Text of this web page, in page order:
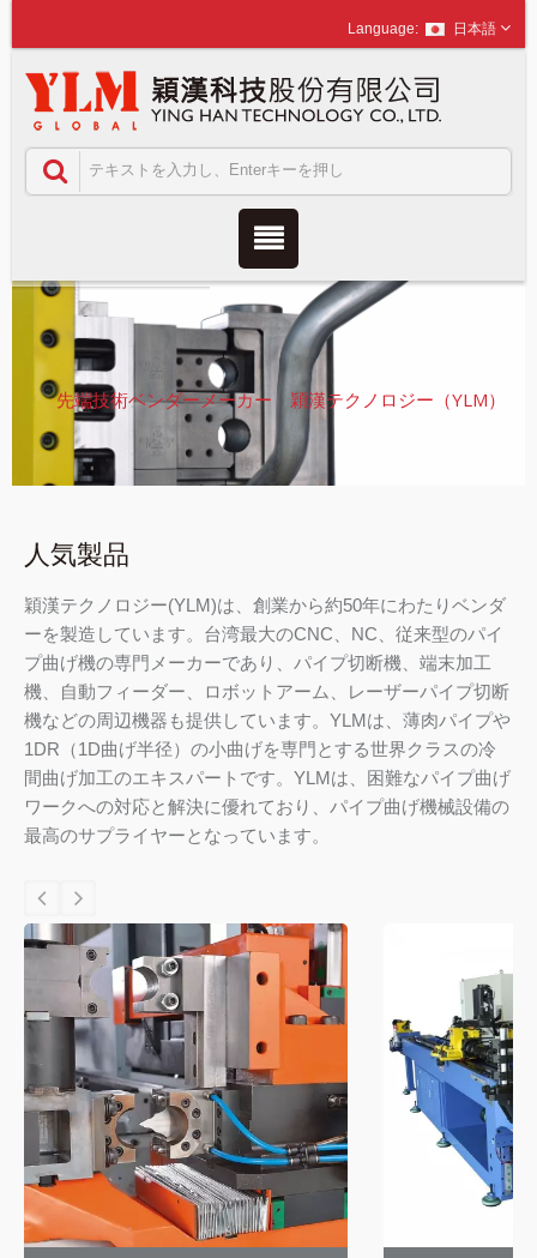
日本語
先端技術ベンダーメーカー 穎漢テクノロジー（YLM）
人気製品
穎漢テクノロジー(YLM)は、創業から約50年にわたりベンダ
ーを製造しています。台湾最大のCNC、NC、従来型のパイ
プ曲げ機の専門メーカーであり、パイプ切断機、端末加工
機、自動フィーダー、ロボットアーム、レーザーパイプ切断
機などの周辺機器も提供しています。YLMは、薄肉パイプや
1DR（1D曲げ半径）の小曲げを専門とする世界クラスの冷
間曲げ加工のエキスパートです。YLMは、困難なパイプ曲げ
ワークへの対応と解決に優れており、パイプ曲げ機械設備の
最高のサプライヤーとなっています。